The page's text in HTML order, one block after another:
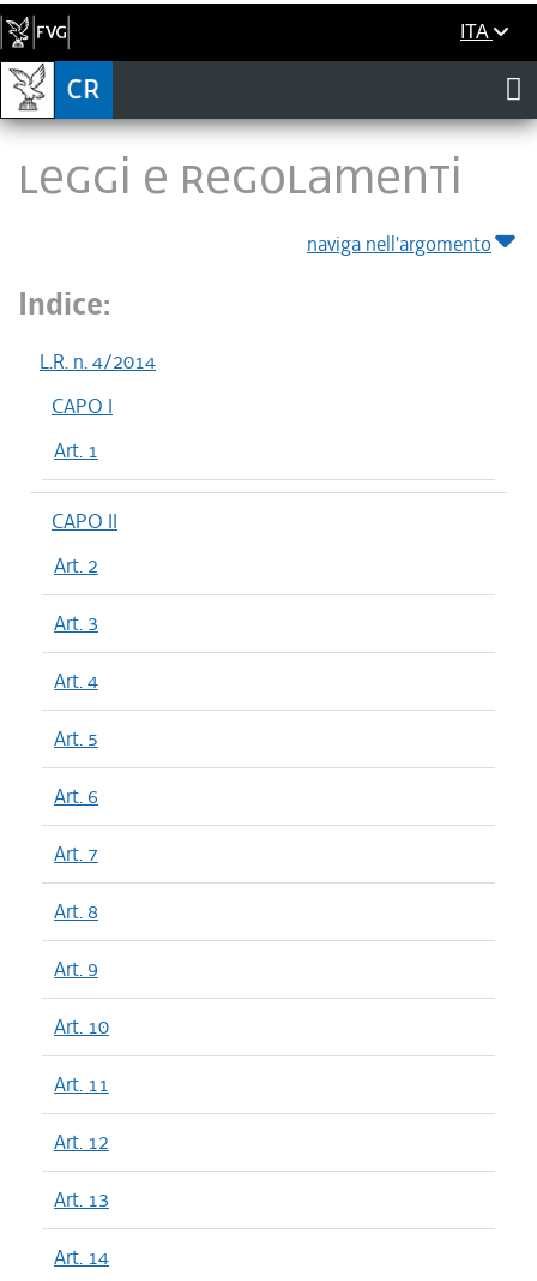
ITA
LEGGI E REGOLAMENTI
naviga nell'argomento
Indice:
L.R. n. 4/2014
CAPO I
Art. 1
CAPO II
Art. 2
Art. 3
Art. 4
Art. 5
Art. 6
Art. 7
Art. 8
Art. 9
Art. 10
Art. 11
Art. 12
Art. 13
Art. 14